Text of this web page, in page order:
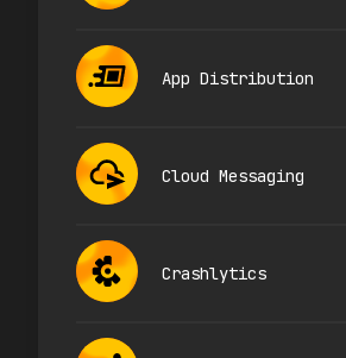
App Distribution
Cloud Messaging
Crashlytics